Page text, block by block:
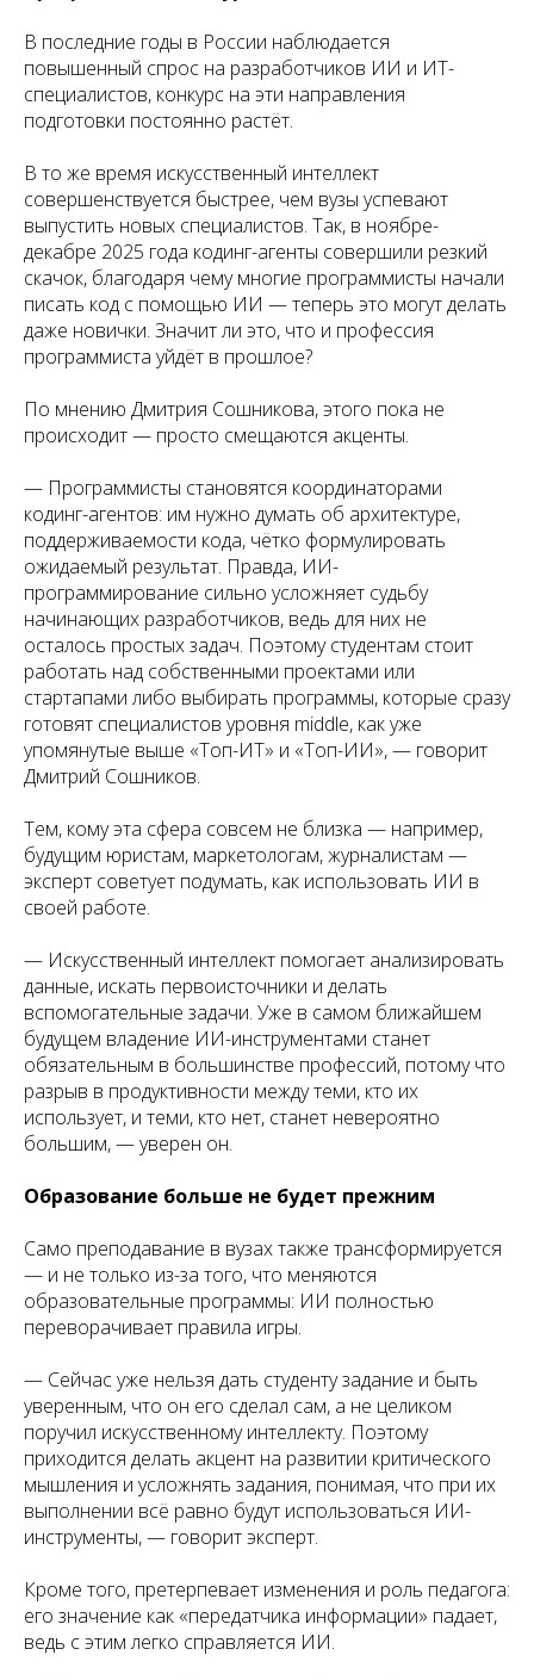
В последние годы в России наблюдается
повышенный спрос на разработчиков ИИ и ИТ-
специалистов, конкурс на эти направления
подготовки постоянно растёт.
В то же время искусственный интеллект
совершенствуется быстрее, чем вузы успевают
выпустить новых специалистов. Так, в ноябре-
декабре 2025 года кодинг-агенты совершили резкий
скачок, благодаря чему многие программисты начали
писать код с помощью ИИ — теперь это могут делать
даже новички. Значит ли это, что и профессия
программиста уйдёт в прошлое?
По мнению Дмитрия Сошникова, этого пока не
происходит — просто смещаются акценты.
— Программисты становятся координаторами
кодинг-агентов: им нужно думать об архитектуре,
поддерживаемости кода, чётко формулировать
ожидаемый результат. Правда, ИИ-
программирование сильно усложняет судьбу
начинающих разработчиков, ведь для них не
осталось простых задач. Поэтому студентам стоит
работать над собственными проектами или
стартапами либо выбирать программы, которые сразу
готовят специалистов уровня middle, как уже
упомянутые выше «Топ-ИТ» и «Топ-ИИ», — говорит
Дмитрий Сошников.
Тем, кому эта сфера совсем не близка — например,
будущим юристам, маркетологам, журналистам —
эксперт советует подумать, как использовать ИИ в
своей работе.
— Искусственный интеллект помогает анализировать
данные, искать первоисточники и делать
вспомогательные задачи. Уже в самом ближайшем
будущем владение ИИ-инструментами станет
обязательным в большинстве профессий, потому что
разрыв в продуктивности между теми, кто их
использует, и теми, кто нет, станет невероятно
большим, — уверен он.
Образование больше не будет прежним
Само преподавание в вузах также трансформируется
— и не только из-за того, что меняются
образовательные программы: ИИ полностью
переворачивает правила игры.
— Сейчас уже нельзя дать студенту задание и быть
уверенным, что он его сделал сам, а не целиком
поручил искусственному интеллекту. Поэтому
приходится делать акцент на развитии критического
мышления и усложнять задания, понимая, что при их
выполнении всё равно будут использоваться ИИ-
инструменты, — говорит эксперт.
Кроме того, претерпевает изменения и роль педагога:
его значение как «передатчика информации» падает,
ведь с этим легко справляется ИИ.